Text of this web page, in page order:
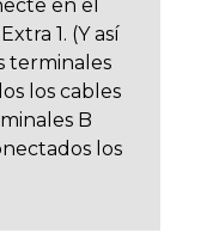
en el
1. (Y así
terminales
los cables
B
los